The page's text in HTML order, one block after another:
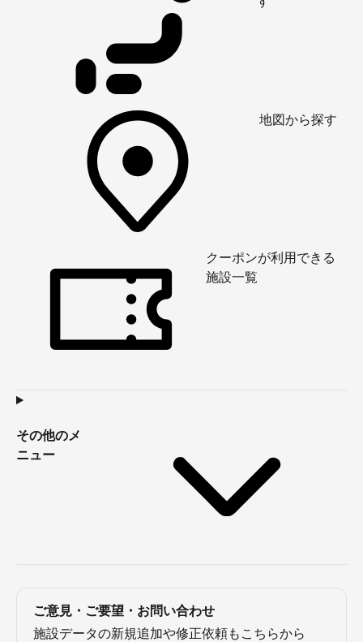
地図から探す
クーポンが利用できる
施設一覧
その他のメ
ニュー
ご意見・ご要望・お問い合わせ
施設データの新規追加や修正依頼もこちらから